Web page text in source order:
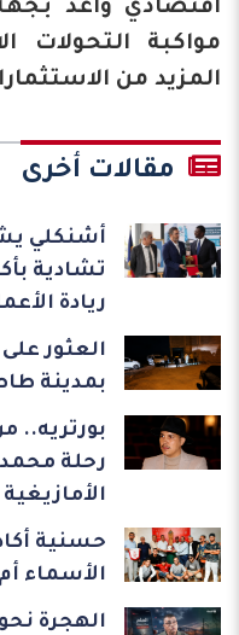
اقتصادي واعد
مواكبة التحولات
المزيد من
مقالات أخرى
أشنكلي
ريادة
العثور
بمدينة
بورتريه..
رحلة محمد
الأمازيغية
حسنية
الأسماء
الهجرة